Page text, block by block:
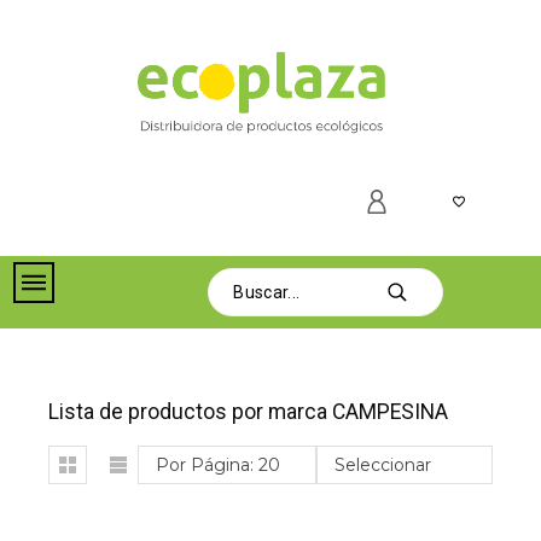
Lista de productos por marca CAMPESINA
Por Página: 20 Seleccionar